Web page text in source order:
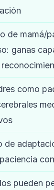
de mamá/
ganas
como
de
pueden